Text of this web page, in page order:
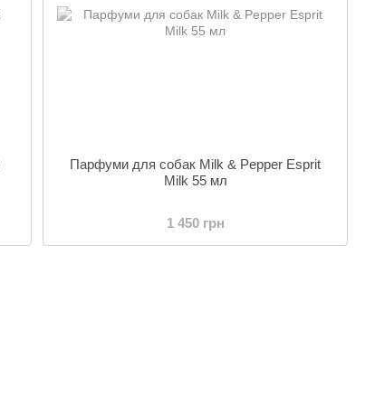
Парфуми для собак Milk & Pepper Esprit
Milk 55 мл
1 450 грн